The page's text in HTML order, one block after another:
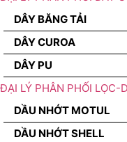
DÂY BĂNG TẢI
DÂY CUROA
DÂY PU
ĐẠI LÝ PHÂN PHỐI LỌC-
DẦU NHỚT MOTUL
DẦU NHỚT SHELL